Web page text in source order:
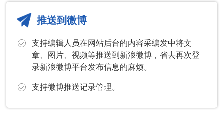
推送到微博
支持编辑人员在网站后台的内容采编发中将文
章、图片、视频等推送到新浪微博，省去再次登
录新浪微博平台发布信息的麻烦。
支持微博推送记录管理。